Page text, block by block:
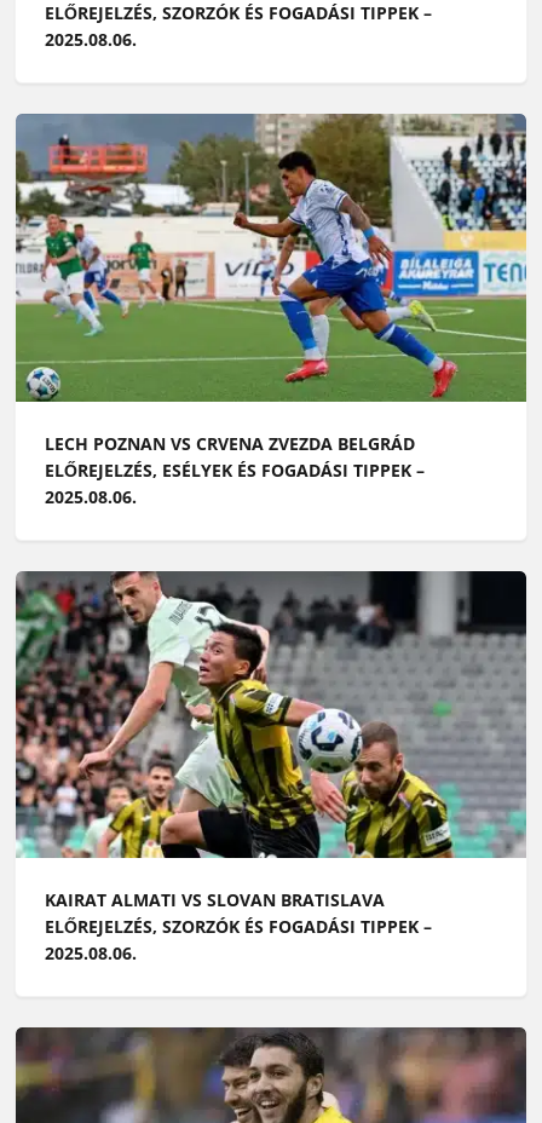
ELŐREJELZÉS, SZORZÓK ÉS FOGADÁSI TIPPEK –
2025.08.06.
LECH POZNAN VS CRVENA ZVEZDA BELGRÁD
ELŐREJELZÉS, ESÉLYEK ÉS FOGADÁSI TIPPEK –
2025.08.06.
KAIRAT ALMATI VS SLOVAN BRATISLAVA
ELŐREJELZÉS, SZORZÓK ÉS FOGADÁSI TIPPEK –
2025.08.06.